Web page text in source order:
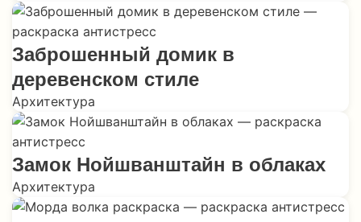
Заброшенный домик в
деревенском стиле
Архитектура
Замок Нойшванштайн в облаках
Архитектура